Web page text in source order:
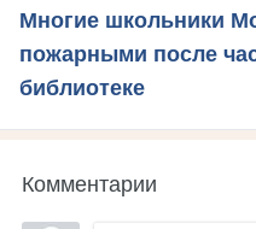
Многие школьники
пожарными после
библиотеке
Комментарии